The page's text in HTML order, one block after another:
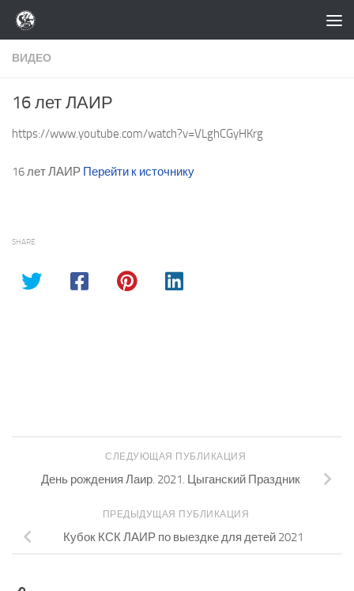
Перейти к содержимому
ВИДЕО
16 лет ЛАИР
https://www.youtube.com/watch?v=VLghCGyHKrg
16 лет ЛАИР Перейти к источнику
SHARE
СЛЕДУЮЩАЯ ПУБЛИКАЦИЯ
День рождения Лаир. 2021. Цыганский Праздник
ПРЕДЫДУЩАЯ ПУБЛИКАЦИЯ
Кубок КСК ЛАИР по выездке для детей 2021